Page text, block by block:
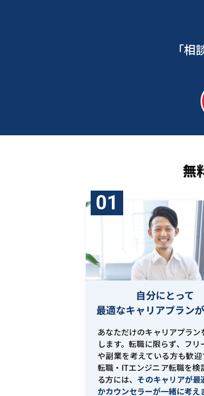
「相
無
01
自分にとって
最適なキャリアプラン
あなただけのキャリアプラン
します。転職に限らず、フリ
や副業を考えている方も歓迎
転職・ITエンジニア転職を検
る方には、 そのキャリアが最
かカウンセラーが一緒に考え